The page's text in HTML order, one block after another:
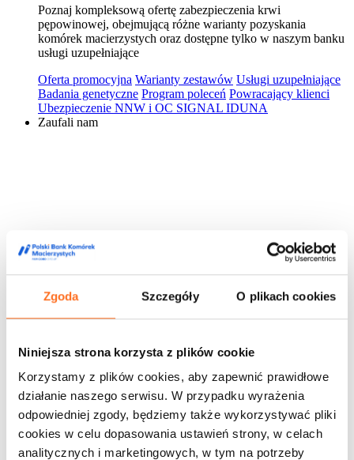
Zgoda Szczegóły O plikach cookies
Niniejsza strona korzysta z plików cookie
Korzystamy z plików cookies, aby zapewnić prawidłowe
działanie naszego serwisu. W przypadku wyrażenia
odpowiedniej zgody, będziemy także wykorzystywać pliki
cookies w celu dopasowania ustawień strony, w celach
analitycznych i marketingowych, w tym na potrzeby
Poznaj kompleksową ofertę zabezpieczenia krwi
pępowinowej, obejmującą różne warianty pozyskania
komórek macierzystych oraz dostępne tylko w naszym banku
usługi uzupełniające
Oferta promocyjna Warianty zestawów Usługi uzupełniające
Badania genetyczne Program poleceń Powracający klienci
Ubezpieczenie NNW i OC SIGNAL IDUNA
Zaufali nam